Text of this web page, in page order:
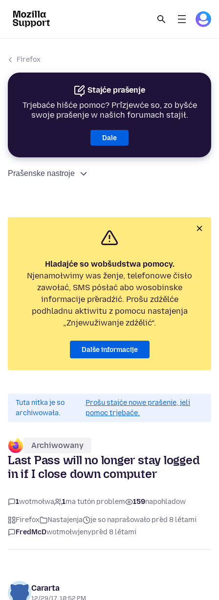
Firefox
Stajće prašenje
Trjebaće hišće pomoc? Přizjewće so, zo byšće
swoje prašenje w našich forumach stajił.
Dale
Prašenske nastroje
Hladajće so wobšudstwa pomocy.
Njenamołwimy was ženje, telefonowe čisło
zawołać, SMS pósłać abo wosobinske
informacije přeradźić. Prošu zdźělće
podhladnu aktiwitu z pomocu nastajenja
„Znjewužiwanje zdźělić“.
Dalše informacije
Tuta nitka je so
archiwowała.
Prošu stajće nowe prašenje, jeli
pomoc trjebaće.
Archiwowany
Last Pass will no longer stay logged
in if I close down computer
1wotmołwa 1ma tutón problem 159napohladow
Firefox Nastajenja
je so naprašowało před 8 lětami
FredMcDwotmołwjenypřed 8 lětami
Cararta